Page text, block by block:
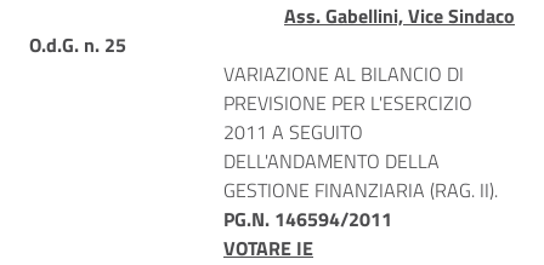
Ass. Gabellini, Vice Sindaco
O.d.G. n. 25
VARIAZIONE AL BILANCIO DI
PREVISIONE PER L'ESERCIZIO
2011 A SEGUITO
DELL'ANDAMENTO DELLA
GESTIONE FINANZIARIA (RAG. II).
PG.N. 146594/2011
VOTARE IE